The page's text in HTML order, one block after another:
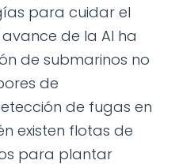
para cuidar el
de la AI ha
de submarinos no
de
de fugas en
existen flotas de
para plantar